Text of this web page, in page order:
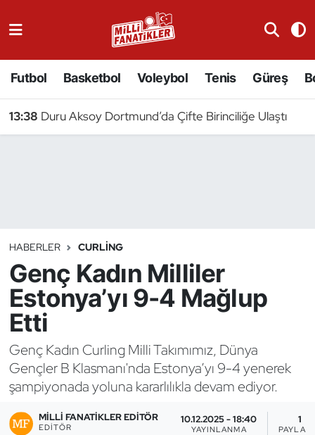
Futbol Basketbol Voleybol Tenis Güreş
13:38 Duru Aksoy Dortmund’da Çifte Birinciliğe Ulaştı
HABERLER CURLING
Genç Kadın Milliler
Estonya’yı 9-4 Mağlup
Etti
Genç Kadın Curling Milli Takımımız, Dünya
Gençler B Klasmanı'nda Estonya’yı 9-4 yenerek
şampiyonada yoluna kararlılıkla devam ediyor.
MILLI FANATIKLER EDITÖR
EDITÖR
10.12.2025 - 18:40
YAYINLANMA
1
Badminton
Binicilik
Bisiklet
Bocce Bowling Dart
Boks
Briç